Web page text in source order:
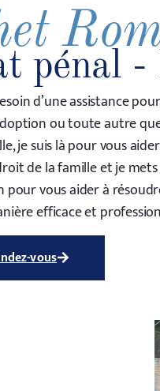
pénal -
d’une assistance
ou toute autre
je suis là pour vous
de la famille et je
vous aider à
efficace et
vous